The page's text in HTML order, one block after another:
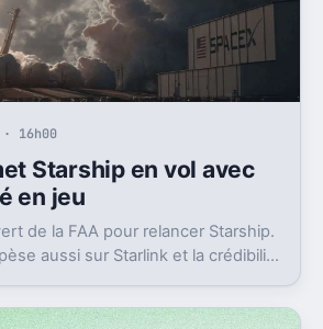
16h00
Starship en vol avec
en jeu
de la FAA pour relancer Starship.
aussi sur Starlink et la crédibilité